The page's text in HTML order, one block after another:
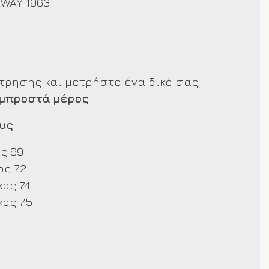
και μετρήστε ένα δικό σας
μέρος
69
72
74
75